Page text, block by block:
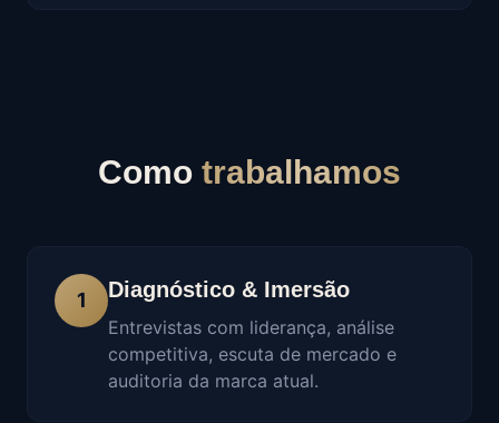
Como trabalhamos
1 Diagnóstico & Imersão
Entrevistas com liderança, análise
competitiva, escuta de mercado e
auditoria da marca atual.